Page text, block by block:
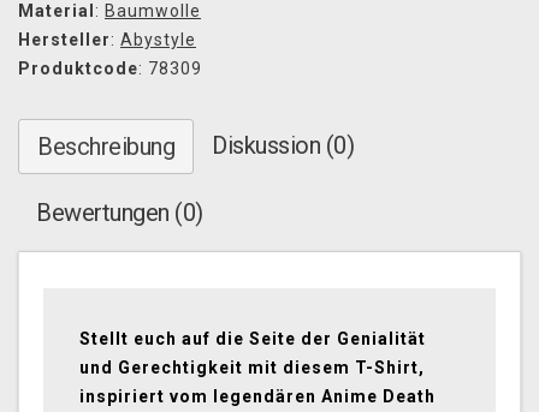
Material : Baumwolle
Hersteller: Abystyle
Produktcode: 78309
Beschreibung Diskussion (0)
Bewertungen (0)
Stellt euch auf die Seite der Genialität
und Gerechtigkeit mit diesem T-Shirt,
inspiriert vom legendären Anime Death